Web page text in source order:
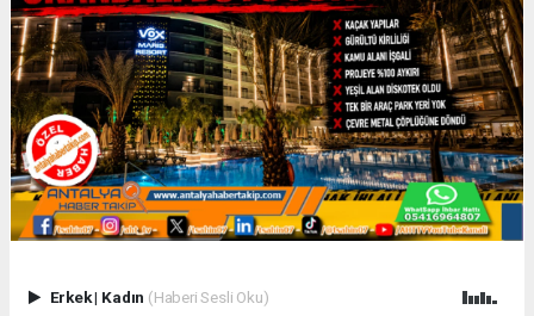
Erkek| Kadın (Haberi Sesli Oku)